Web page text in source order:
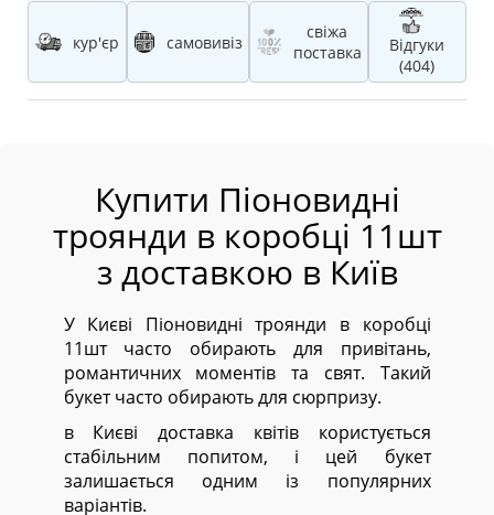
кур'єр самовивіз
свіжа
поставка
Відгуки
(404)
Купити Піоновидні
троянди в коробці 11шт
з доставкою в Київ
У Києві Піоновидні троянди в коробці
11шт часто обирають для привітань,
романтичних моментів та свят. Такий
букет часто обирають для сюрпризу.
в Києві доставка квітів користується
стабільним попитом, і цей букет
залишається одним із популярних
варіантів.